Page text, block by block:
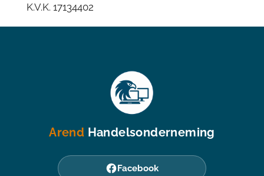
K.V.K. 17134402
Arend Handelsonderneming
Facebook